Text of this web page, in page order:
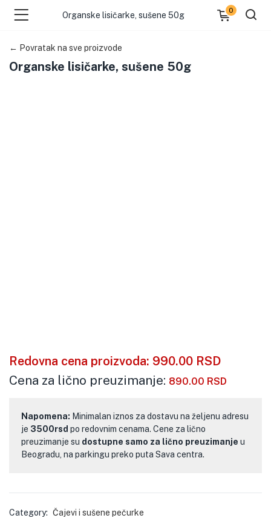
Organske lisičarke, sušene 50g
0
← Povratak na sve proizvode
Organske lisičarke, sušene 50g
Redovna cena proizvoda: 990.00 RSD
Cena za lično preuzimanje: 890.00 RSD
Napomena: Minimalan iznos za dostavu na željenu adresu
je 3500rsd po redovnim cenama. Cene za lično
preuzimanje su dostupne samo za lično preuzimanje u
Beogradu, na parkingu preko puta Sava centra.
Category: Čajevi i sušene pečurke